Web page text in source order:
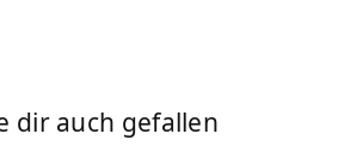
dir auch gefallen